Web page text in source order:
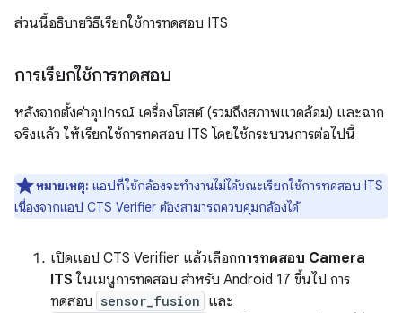
ส่วนนี้อธิบายวิธีเรียกใช้การทดสอบ ITS
การเรียกใช้การทดสอบ
หลังจากตั้งค่าอุปกรณ์ เครื่องโฮสต์ (รวมถึงสภาพแวดล้อม) และฉาก
จริงแล้ว ให้เรียกใช้การทดสอบ ITS โดยใช้กระบวนการต่อไปนี้
หมายเหตุ: แอปที่ใช้กล้องจะทำงานไม่ได้ขณะเรียกใช้การทดสอบ ITS
เนื่องจากแอป CTS Verifier ต้องสามารถควบคุมกล้องได้
เปิดแอป CTS Verifier แล้วเลือกการทดสอบ Camera
ITS ในเมนูการทดสอบ สำหรับ Android 17 ขึ้นไป การ
ทดสอบ sensor_fusion และ